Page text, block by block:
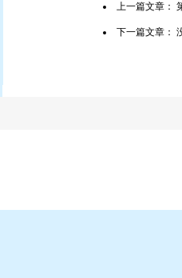
上一篇文章：
下一篇文章：